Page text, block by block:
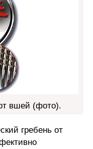
вшей (фото).
гребень от